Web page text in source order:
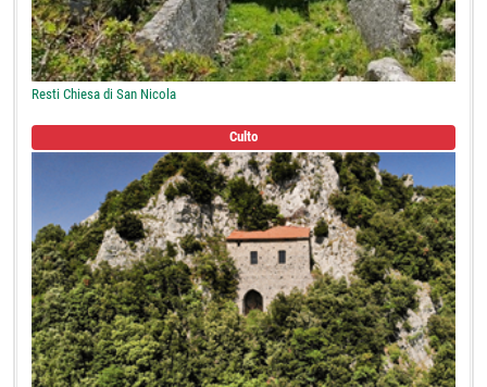
Resti Chiesa di San Nicola
Culto